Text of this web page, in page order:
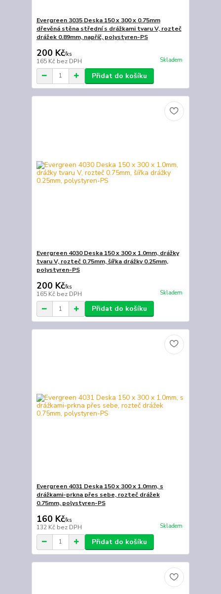
Evergreen 3035 Deska 150 x 300 x 0.75mm
dřevěná stěna střední s drážkami tvaru V, rozteč
drážek 0.89mm, napříč, polystyren-PS
200 Kč/ks
165 Kč bez DPH Skladem
Přidat do košíku
Evergreen 4030 Deska 150 x 300 x 1.0mm, drážky
tvaru V, rozteč 0.75mm, šířka drážky 0.25mm,
polystyren-PS
200 Kč/ks
165 Kč bez DPH Skladem
Přidat do košíku
Evergreen 4031 Deska 150 x 300 x 1.0mm, s
drážkami-prkna přes sebe, rozteč drážek
0.75mm, polystyren-PS
160 Kč/ks
132 Kč bez DPH Skladem
Přidat do košíku